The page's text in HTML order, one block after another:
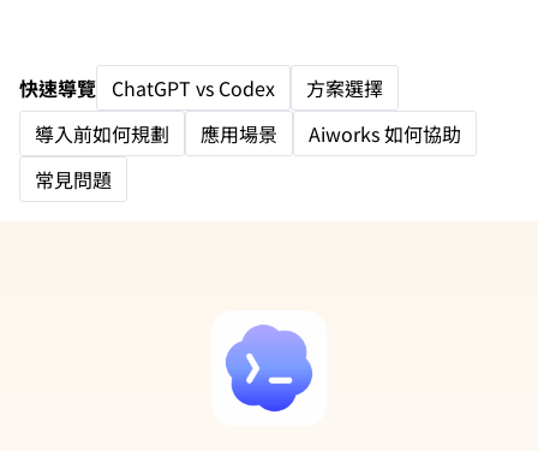
快速導覽 ChatGPT vs Codex
方案選擇
導入前如何規劃
應用場景
Aiworks 如何協助
常見問題